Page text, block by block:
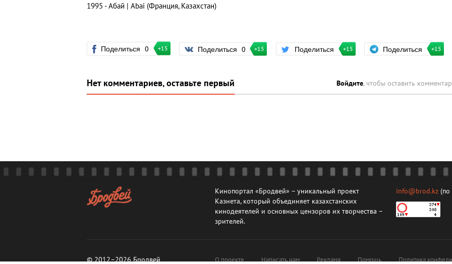
1995 - Абай | Abai (Франция, Казахстан)
Поделиться 0 +15 Поделиться 0 +15 Поделиться +15 Поделиться +15
Нет комментариев, оставьте первый Войдите, чтобы оставить
Кинопортал «Бродвей» – уникальный проект
Казнета, который объединяет казахстанских
кинодеятелей и основных цензоров их творчества –
зрителей.
info@brod.kz (по
© 2012–2026 Бродвей О проекте Написать нам Реклама Помощь Политика